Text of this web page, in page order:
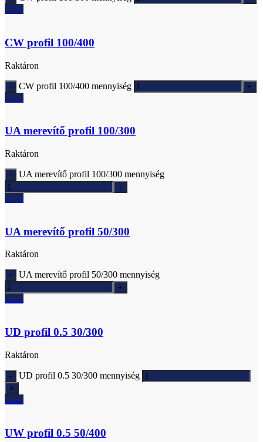
Ajánlatkérés
CW profil 100/400
Raktáron
CW profil 100/400 mennyiség
Ajánlatkérés
UA merevítő profil 100/300
Raktáron
UA merevítő profil 100/300 mennyiség
Ajánlatkérés
UA merevítő profil 50/300
Raktáron
UA merevítő profil 50/300 mennyiség
Ajánlatkérés
UD profil 0.5 30/300
Raktáron
UD profil 0.5 30/300 mennyiség
Ajánlatkérés
UW profil 0.5 50/400